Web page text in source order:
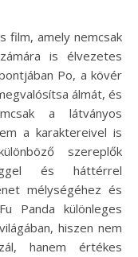
is élvezetes
Po, a kövér
álmát, és
a látványos
a karaktereivel is
szereplők
és háttérrel
mélységéhez és
Panda különleges
hiszen nem
hanem értékes